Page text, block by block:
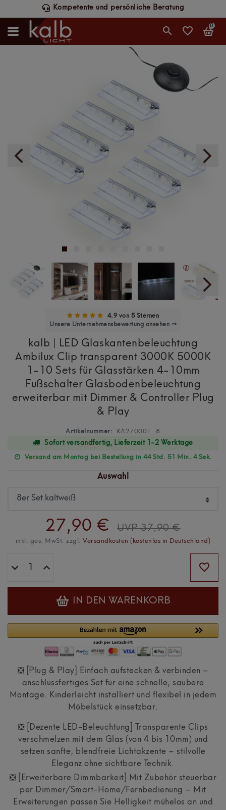
Schneller DHL-Versand, werktags bis 14 Uhr
0
4.9 von 5 Sternen
Unsere Unternehmensbewertung ansehen →
kalb | LED Glaskantenbeleuchtung
Ambilux Clip transparent 3000K 5000K
1-10 Sets für Glasstärken 4-10mm
Fußschalter Glasbodenbeleuchtung
erweiterbar mit Dimmer & Controller Plug
& Play
Artikelnummer:
KA270001_8
Sofort versandfertig, Lieferzeit 1-2 Werktage
Versand am Montag bei Bestellung in 44 Std. 51 Min. 3 Sek.
Auswahl
27,90 € UVP 37,90 €
inkl. ges. MwSt. zzgl. Versandkosten (kostenlos in Deutschland)
IN DEN WARENKORB
❎ [Plug & Play] Einfach aufstecken & verbinden –
anschlussfertiges Set für eine schnelle, saubere
Montage. Kinderleicht installiert und flexibel in jedem
Möbelstück einsetzbar.
❎ [Dezente LED-Beleuchtung] Transparente Clips
verschmelzen mit dem Glas (von 4 bis 10mm) und
setzen sanfte, blendfreie Lichtakzente – stilvolle
Eleganz ohne sichtbare Technik.
❎ [Erweiterbare Dimmbarkeit] Mit Zubehör steuerbar
per Dimmer/Smart-Home/Fernbedienung – Mit
Erweiterungen passen Sie Helligkeit mühelos an und